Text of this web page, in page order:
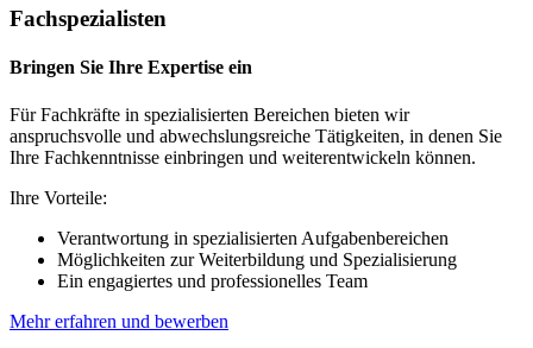
Fachspezialisten
Bringen Sie Ihre Expertise ein
Für Fachkräfte in spezialisierten Bereichen bieten wir
anspruchsvolle und abwechslungsreiche Tätigkeiten, in denen Sie
Ihre Fachkenntnisse einbringen und weiterentwickeln können.
Ihre Vorteile:
Verantwortung in spezialisierten Aufgabenbereichen
Möglichkeiten zur Weiterbildung und Spezialisierung
Ein engagiertes und professionelles Team
Mehr erfahren und bewerben